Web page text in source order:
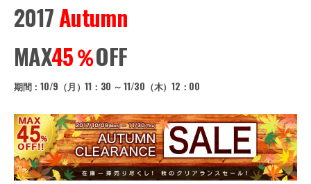
2017Autumn
MAX45％OFF
期間：10/9（月）11：30 ～ 11/30（木）12：00